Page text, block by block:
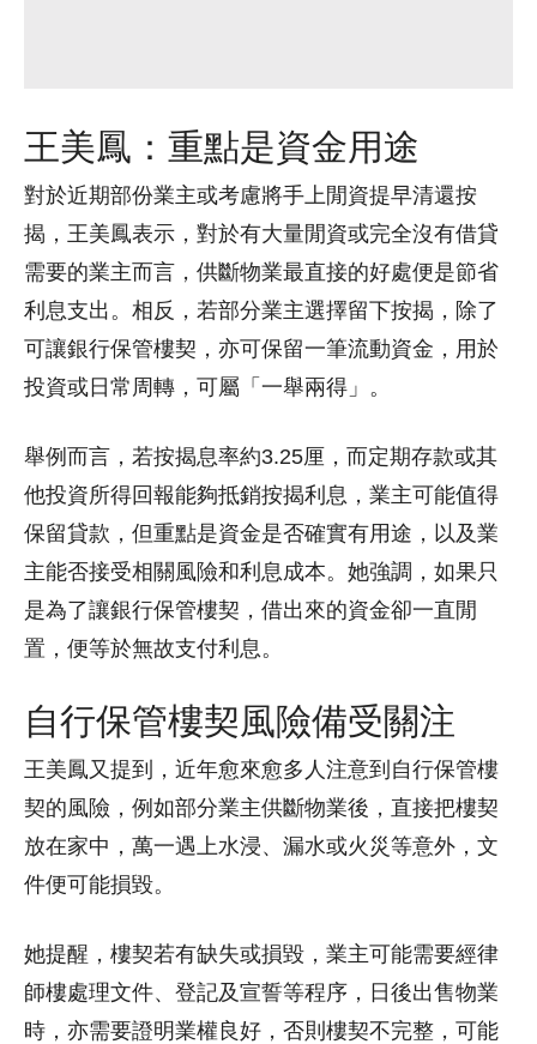
王美鳳：重點是資金用途
對於近期部份業主或考慮將手上閒資提早清還按
揭，王美鳳表示，對於有大量閒資或完全沒有借貸
需要的業主而言，供斷物業最直接的好處便是節省
利息支出。相反，若部分業主選擇留下按揭，除了
可讓銀行保管樓契，亦可保留一筆流動資金，用於
投資或日常周轉，可屬「一舉兩得」。
舉例而言，若按揭息率約3.25厘，而定期存款或其
他投資所得回報能夠抵銷按揭利息，業主可能值得
保留貸款，但重點是資金是否確實有用途，以及業
主能否接受相關風險和利息成本。她強調，如果只
是為了讓銀行保管樓契，借出來的資金卻一直閒
置，便等於無故支付利息。
自行保管樓契風險備受關注
王美鳳又提到，近年愈來愈多人注意到自行保管樓
契的風險，例如部分業主供斷物業後，直接把樓契
放在家中，萬一遇上水浸、漏水或火災等意外，文
件便可能損毀。
她提醒，樓契若有缺失或損毀，業主可能需要經律
師樓處理文件、登記及宣誓等程序，日後出售物業
時，亦需要證明業權良好，否則樓契不完整，可能